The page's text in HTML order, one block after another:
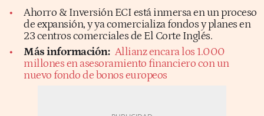
Ahorro & Inversión ECI está inmersa en un proceso
de expansión, y ya comercializa fondos y planes en
23 centros comerciales de El Corte Inglés.
Más información: Allianz encara los 1.000
millones en asesoramiento financiero con un
nuevo fondo de bonos europeos